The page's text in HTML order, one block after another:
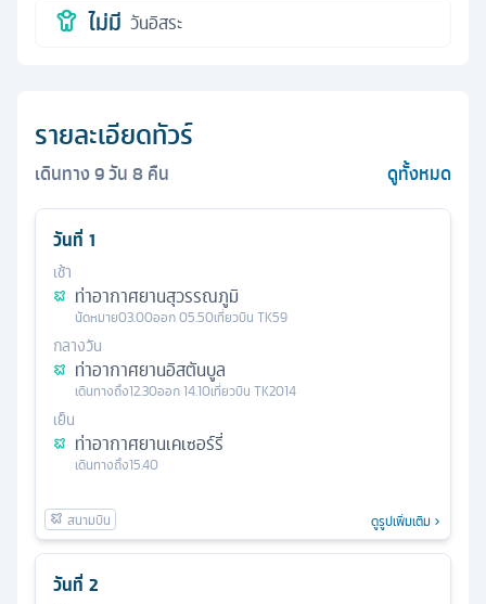
ไม่มี วันอิสระ
รายละเอียดทัวร์
เดินทาง9วัน8คืน ดูทั้งหมด
วันที่ 1
เช้า
ท่าอากาศยานสุวรรณภูมิ
นัดหมาย03.00ออก05.50เที่ยวบิน TK59
กลางวัน
ท่าอากาศยานอิสตันบูล
เดินทางถึง12.30ออก14.10เที่ยวบิน TK2014
เย็น
ท่าอากาศยานเคเซอร์รี่
เดินทางถึง15.40
ดูรูปเพิ่มเติม
วันที่ 2